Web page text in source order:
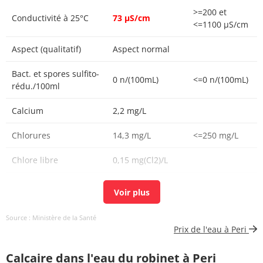
Conductivité à 25°C 73 µS/cm
>=200 et
<=1100 µS/cm
Aspect (qualitatif) Aspect normal
Bact. et spores sulfito-
rédu./100ml
0 n/(100mL) <=0 n/(100mL)
Calcium 2,2 mg/L
Chlorures 14,3 mg/L <=250 mg/L
Chlore libre 0,15 mg(Cl2)/L
0,20 mg(Cl2)/L
Couleur (qualitatif)
Bactéries coliformes
Source : Ministère de la Santé
Prix de l'eau à Peri
Calcaire dans l'eau du robinet à Peri